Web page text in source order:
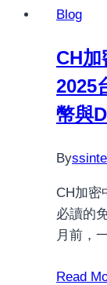
Blog
CH加
2025
幣與
By
CH加密
必讀的
月前，
Read